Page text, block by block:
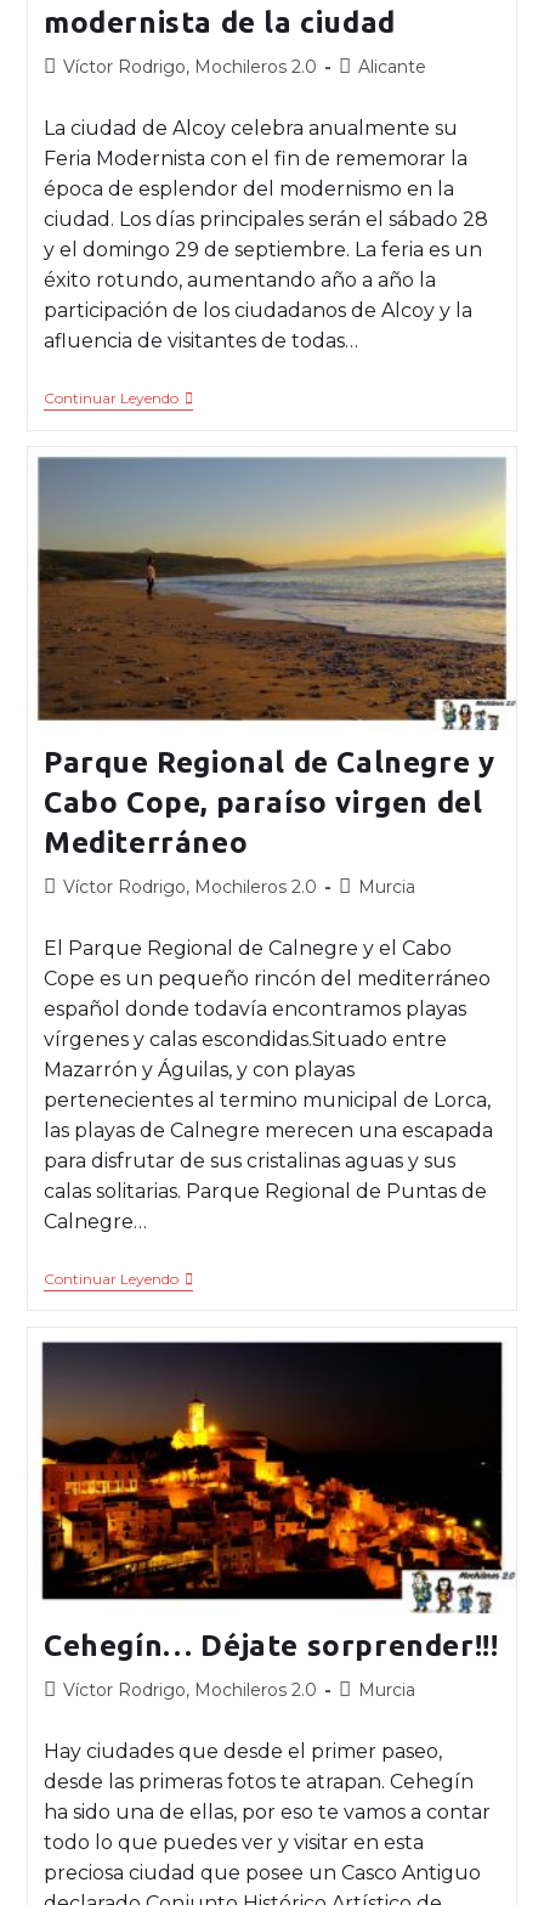
modernista de la ciudad
Víctor Rodrigo, Mochileros 2.0 Alicante
La ciudad de Alcoy celebra anualmente su
Feria Modernista con el fin de rememorar la
época de esplendor del modernismo en la
ciudad. Los días principales serán el sábado 28
y el domingo 29 de septiembre. La feria es un
éxito rotundo, aumentando año a año la
participación de los ciudadanos de Alcoy y la
afluencia de visitantes de todas…
Continuar Leyendo
Parque Regional de Calnegre y
Cabo Cope, paraíso virgen del
Mediterráneo
Víctor Rodrigo, Mochileros 2.0 Murcia
El Parque Regional de Calnegre y el Cabo
Cope es un pequeño rincón del mediterráneo
español donde todavía encontramos playas
vírgenes y calas escondidas.Situado entre
Mazarrón y Águilas, y con playas
pertenecientes al termino municipal de Lorca,
las playas de Calnegre merecen una escapada
para disfrutar de sus cristalinas aguas y sus
calas solitarias. Parque Regional de Puntas de
Calnegre…
Continuar Leyendo
Cehegín… Déjate sorprender!!!
Víctor Rodrigo, Mochileros 2.0 Murcia
Hay ciudades que desde el primer paseo,
desde las primeras fotos te atrapan. Cehegín
ha sido una de ellas, por eso te vamos a contar
todo lo que puedes ver y visitar en esta
preciosa ciudad que posee un Casco Antiguo